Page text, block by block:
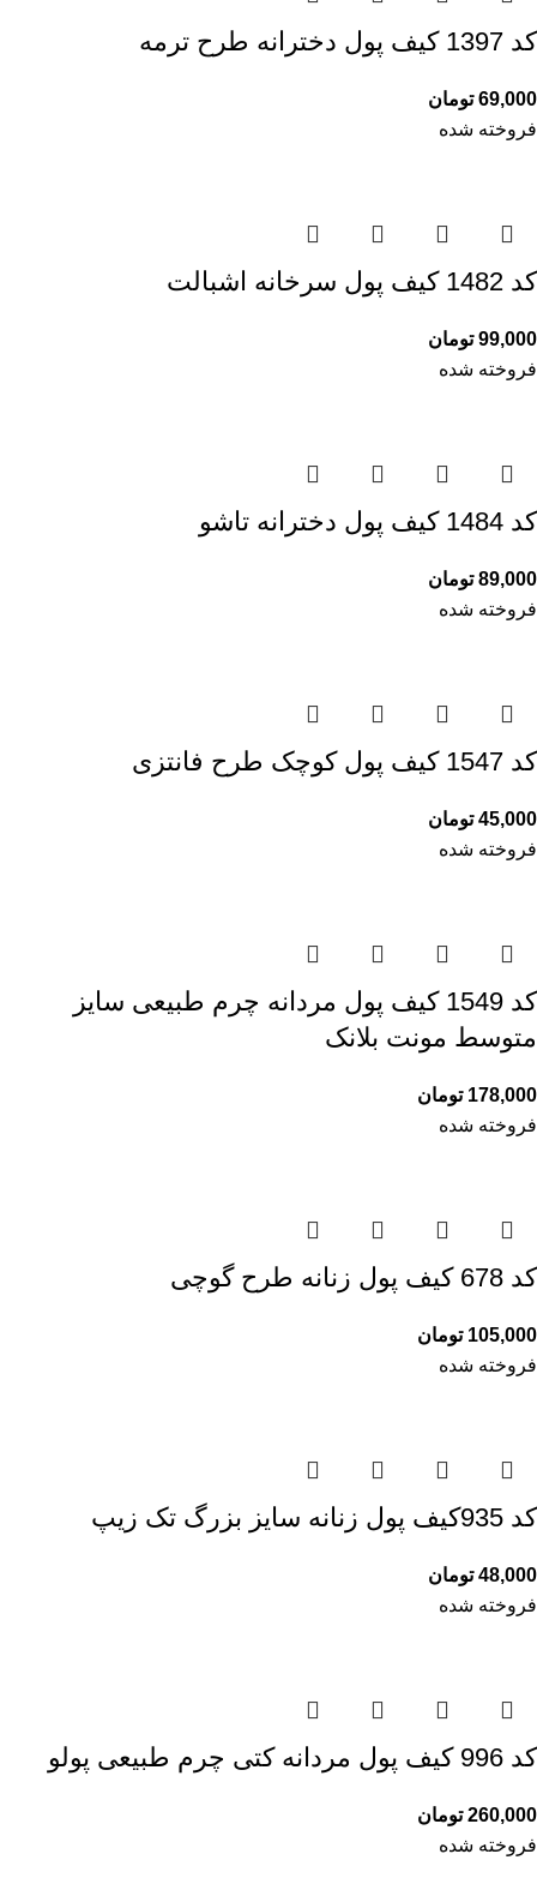
کد 1397 کیف پول دخترانه طرح ترمه
69,000 تومان
فروخته شده
کد 1482 کیف پول سرخانه اشبالت
99,000 تومان
فروخته شده
کد 1484 کیف پول دخترانه تاشو
89,000 تومان
فروخته شده
کد 1547 کیف پول کوچک طرح فانتزی
45,000 تومان
فروخته شده
کد 1549 کیف پول مردانه چرم طبیعی سایز
متوسط مونت بلانک
178,000 تومان
فروخته شده
کد 678 کیف پول زنانه طرح گوچی
105,000 تومان
فروخته شده
کد 935کیف پول زنانه سایز بزرگ تک زیپ
48,000 تومان
فروخته شده
کد 996 کیف پول مردانه کتی چرم طبیعی پولو
260,000 تومان
فروخته شده